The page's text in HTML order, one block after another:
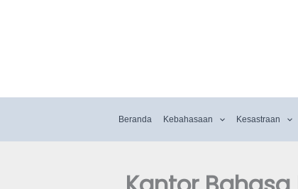
Beranda Kebahasaan Kesastraan